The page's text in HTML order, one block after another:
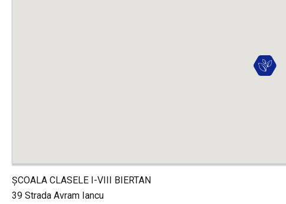
ŞCOALA CLASELE I-VIII BIERTAN
39 Strada Avram Iancu